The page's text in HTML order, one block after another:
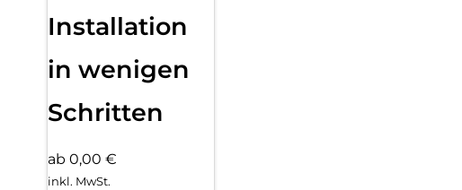
Installation
in wenigen
Schritten
ab 0,00 €
inkl. MwSt.